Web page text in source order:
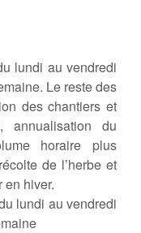
lundi au vendredi
Le reste des
des chantiers et
annualisation du
horaire plus
de l’herbe et
en hiver.
lundi au vendredi